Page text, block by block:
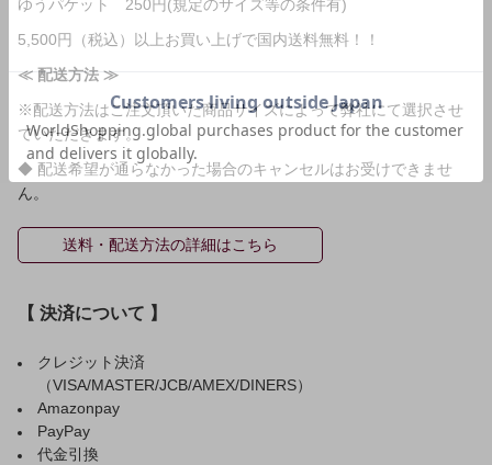
ゆうパケット 250円(規定のサイズ等の条件有)
5,500円（税込）以上お買い上げで国内送料無料！！
≪ 配送方法 ≫
※配送方法はご注文頂いた商品サイズによって弊社にて選択させ
ていただきます。
◆ 配送希望が通らなかった場合のキャンセルはお受けできませ
ん。
送料・配送方法の詳細はこちら
【 決済について 】
クレジット決済
（VISA/MASTER/JCB/AMEX/DINERS）
Amazonpay
PayPay
代金引換